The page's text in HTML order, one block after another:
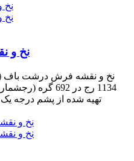
نخ و
تهیه شده از پشم درجه